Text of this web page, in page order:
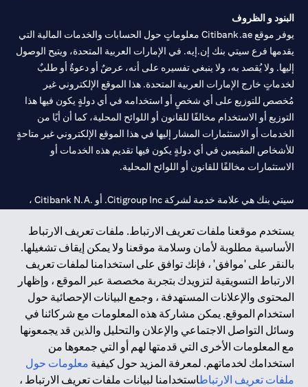
يستخدم موقعنا ملفات تعريف الارتباط. ملفات تعريف الارتباط
الأساسية مطلوبة لأمان وسلامة موقعنا ولا يمكن إيقاف تشغيلها.
بالنقر على 'موافق' ، فإنك توافق على استخدامنا لملفات تعريف
الارتباط التسويقية لتزويدك بتجربة مخصصة عبر الموقع ، وإظهار
المحتوى والإعلانات المستهدفة ، وجمع البيانات الإحصائية حول
استخدام الموقع. يمكن مشاركة هذه المعلومات مع شركائنا في
وسائل التواصل الاجتماعي والإعلان والتحليل والذين قد يجمعونها
مع المعلومات الأخرى التي قدمتها لهم أو التي جمعوها من
استخدامك لخدماتهم. لمعرفة المزيد حول كيفية معلومات حول
ملفات تعريف الارتباطاستخدامنا لبيانات ملفات تعريف الارتباط ،
البنود و الظروف
يوفر موقع Citibank.ae معلوماتٍ حول الحسابات والخدمات المالية التي
يقدمها فرع سيتي بنك إن.إيه. في الإمارات العربية المتحدة، ويتيح الوصول
إليها. ولا يُقصد به، ولا ينبغي تفسيره على أنه، عرضٌ أو دعوةٌ أو طلبٌ
لخدماتٍ خارج الإمارات العربية المتحدة. هذا الموقع الإلكتروني غير
مُخصص للتوزيع على أي شخصٍ أو استخدامه في أي دولةٍ يكون فيها هذا
التوزيع أو الاستخدام مخالفًا للقانون أو اللوائح المحلية، كما أن أيًا من
الخدمات أو الاستثمارات المشار إليها في هذا الموقع الإلكتروني غير متاحةٍ
للأشخاص المقيمين في أي دولةٍ يكون فيها تقديم هذه الخدمات أو
الاستثمارات مخالفًا للقانون أو اللوائح المحلية.
سيتي بنك هي علامة خدمة لشركة Citigroup Inc. أو .Citibank N.A ،
سيتي بنك إن. إيه. الإمارات مسجل لدى مصرف الإمارات المركزي تحت
أرقام التراخيص 202563 لفرع الوصل في دبي، 531989 لفرع مول
الإمارات في دبي، و CN-1002019 لفرع أبوظبي. هاتف: 4000 311 04.
فرع سيتي بنك إن إيه - الإمارات العربية المتحدة مرخص من مصرف
الإمارات العربية المتحدة المركزي كفرع لبنك أجنبي.
سيتي بنك إن إيه الإمارات العربية المتحدة مرخص من هيئة الأوراق المالية
والسلع في الإمارات العربية المتحدة ("SCA") للقيام بالنشاط المالي لـ أ)
الاستشارات المالية والتعريف والترويج بموجب ترخيص رقم
20200000097 ب) وسيط تداول في الأسواق الدولية بموجب ترخيص